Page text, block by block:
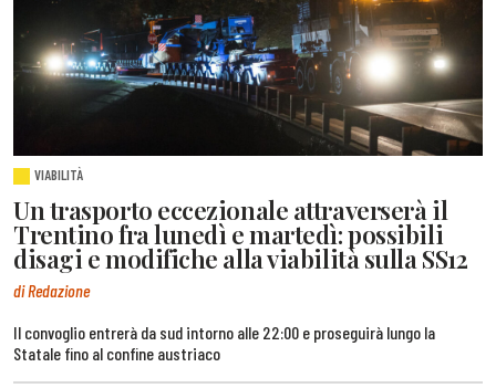
VIABILITÀ
Un trasporto eccezionale attraverserà il
Trentino fra lunedì e martedì: possibili
disagi e modifiche alla viabilità sulla SS12
di Redazione
Il convoglio entrerà da sud intorno alle 22:00 e proseguirà lungo la
Statale fino al confine austriaco